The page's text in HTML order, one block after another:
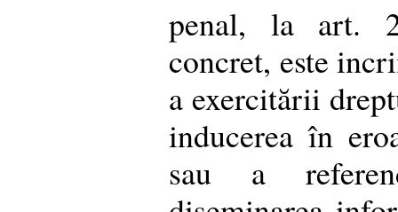
penal, la art.
concret, este
a exercitării
inducerea în
sau a